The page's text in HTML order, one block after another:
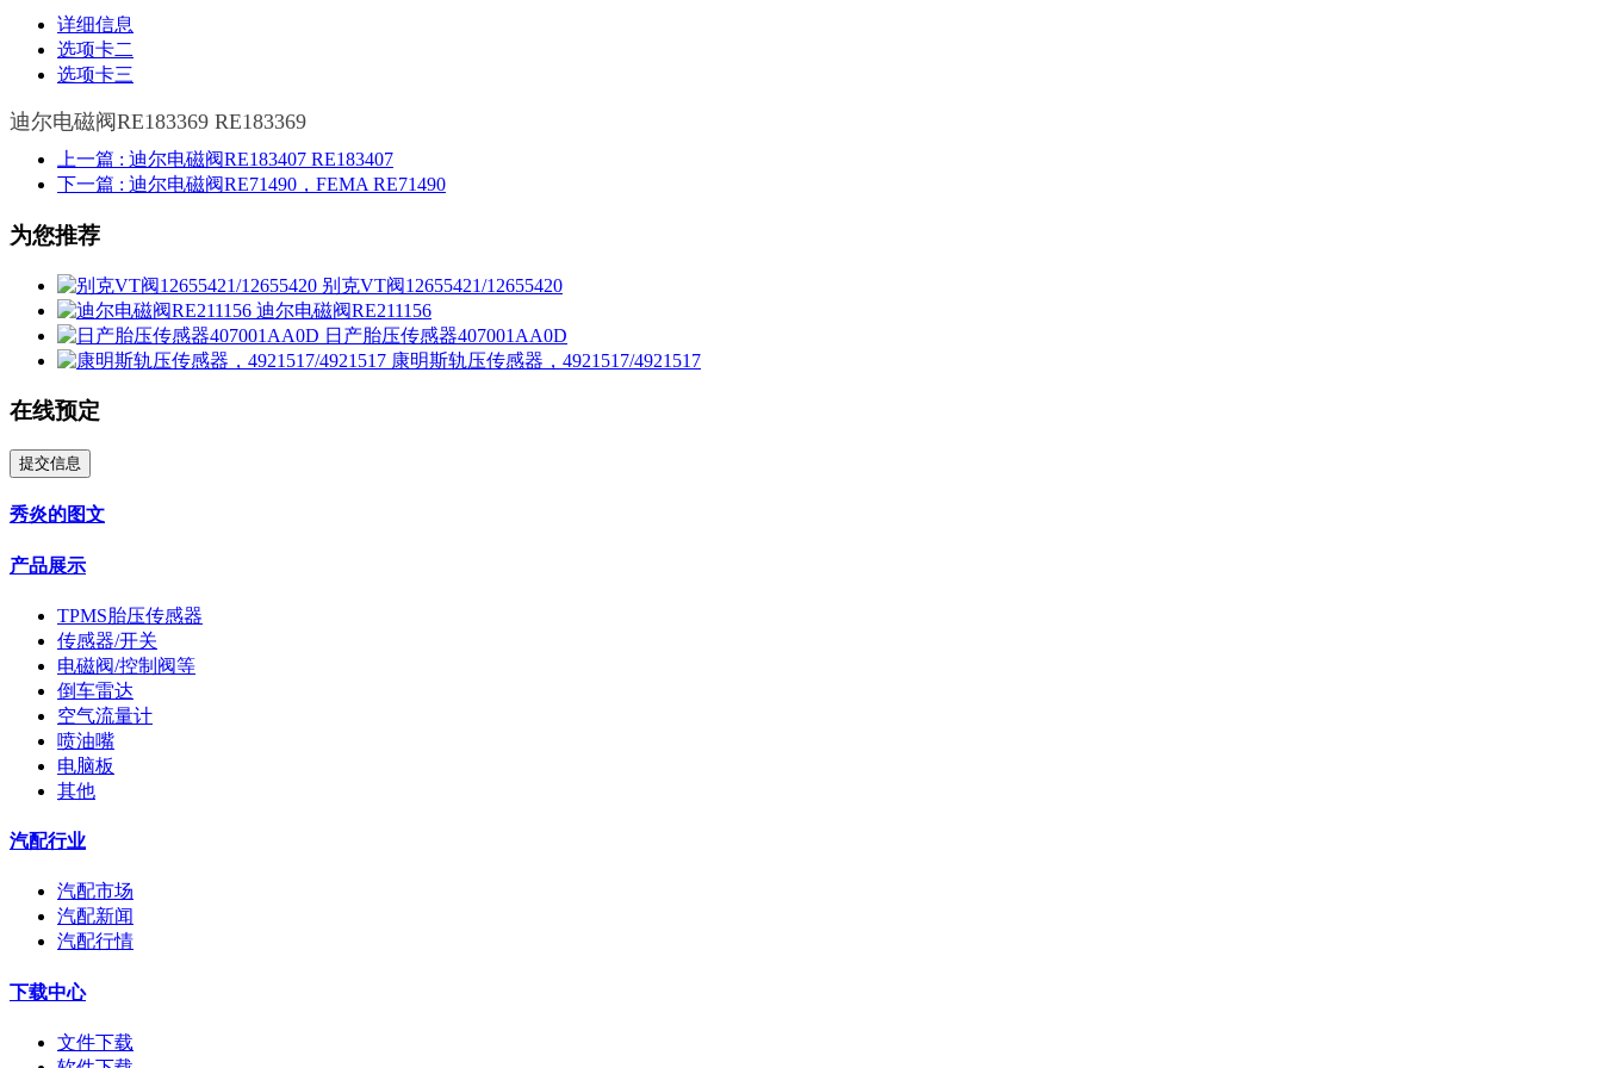
详细信息
选项卡二
选项卡三
迪尔电磁阀RE183369 RE183369
上一篇 : 迪尔电磁阀RE183407 RE183407
下一篇 : 迪尔电磁阀RE71490，FEMA RE71490
为您推荐
别克VT阀12655421/12655420
迪尔电磁阀RE211156
日产胎压传感器407001AA0D
康明斯轨压传感器，4921517/4921517
在线预定
提交信息
秀炎的图文
产品展示
TPMS胎压传感器
传感器/开关
电磁阀/控制阀等
倒车雷达
空气流量计
喷油嘴
电脑板
其他
汽配行业
汽配市场
汽配新闻
汽配行情
下载中心
文件下载